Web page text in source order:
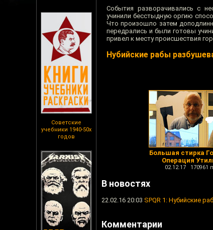
Советские
учебники 1940-50х
годов
События разворачивались с
учинили бесстыдную оргию
Что произошло затем
передрались и были готовы
привел к месту происшествия
Нубийские рабы
Большая стирка
Операция
02.12.17 170961
В новостях
22.02.16 20:03 SPQR 1: Нубийские
Комментарии